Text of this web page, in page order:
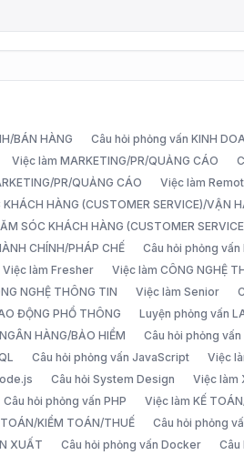
BÁN HÀNG Câu hỏi phỏng vấn KINH
Việc làm MARKETING/PR/QUẢNG CÁO
PR/QUẢNG CÁO
Việc làm
HÀNG (CUSTOMER SERVICE)/VẬN
SÓC KHÁCH HÀNG (CUSTOMER
CHÍNH/PHÁP CHẾ
Câu hỏi phỏng vấn
Việc làm Fresher Việc làm CÔNG NGHỆ
NGHỆ THÔNG TIN
Việc làm Senior
ĐỘNG PHỔ THÔNG
Luyện phỏng vấn
HÀNG/BẢO HIỂM
Câu hỏi phỏng vấn
Câu hỏi phỏng vấn JavaScript Việc
Câu hỏi System Design Việc làm
Câu hỏi phỏng vấn PHP Việc làm KẾ
KIỂM TOÁN/THUẾ
Câu hỏi phỏng
XUẤT
Câu hỏi phỏng vấn Docker Câu